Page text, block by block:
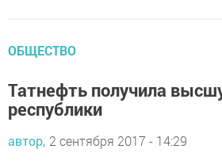
ОБЩЕСТВО
Татнефть получила
республики
автор, 2 сентября 2017 - 14:29